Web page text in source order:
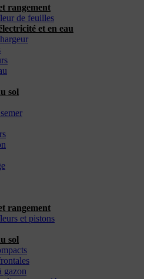
rangement
de feuilles
et en eau
sol
rangement
et pistons
sol
gazon